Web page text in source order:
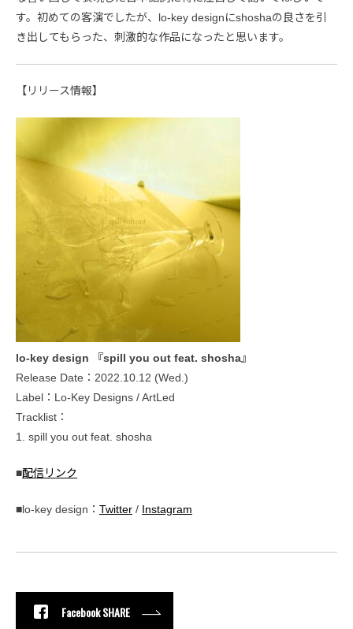
す。初めての客演でしたが、lo-key designにshoshaの良さを引
き出してもらった、刺激的な作品になったと思います。
【リリース情報】
lo-key design 『spill you out feat. shosha』
Release Date：2022.10.12 (Wed.)
Label：Lo-Key Designs / ArtLed
Tracklist：
1. spill you out feat. shosha
■配信リンク
■lo-key design： Twitter / Instagram
Facebook SHARE